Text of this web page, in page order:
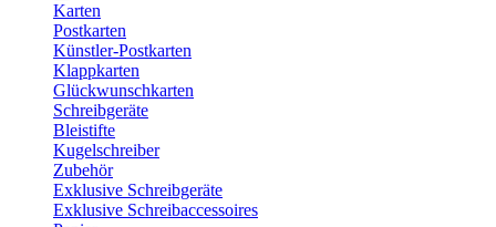
Karten
Postkarten
Künstler-Postkarten
Klappkarten
Glückwunschkarten
Schreibgeräte
Bleistifte
Kugelschreiber
Zubehör
Exklusive Schreibgeräte
Exklusive Schreibaccessoires